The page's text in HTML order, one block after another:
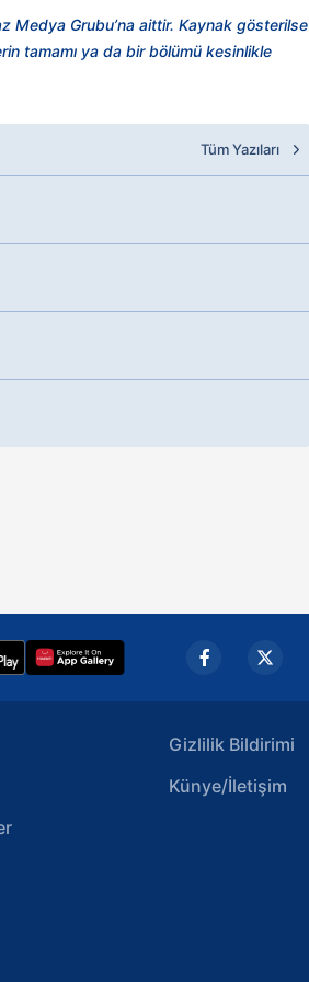
Medya Grubu’na aittir. Kaynak gösterilse
tamamı ya da bir bölümü kesinlikle
Tüm Yazıları
Gizlilik Bildirimi
Künye/İletişim